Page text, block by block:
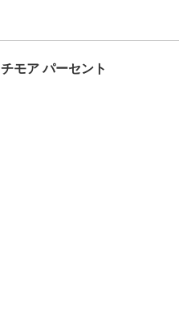
モア パーセント